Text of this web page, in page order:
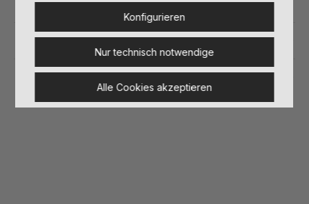
Inhaltsstoffe
Herstellerinformationen
Konfigurieren
Nur technisch notwendige
Alle Cookies akzeptieren